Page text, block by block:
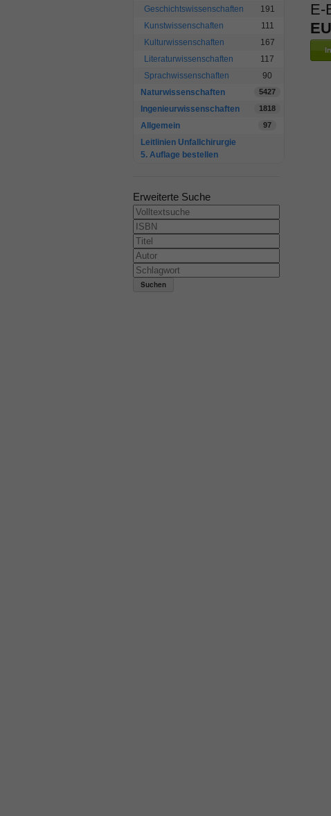
Geschichtswissenschaften
191
Kunstwissenschaften
111
Kulturwissenschaften
167
Literaturwissenschaften
117
Sprachwissenschaften
90
Naturwissenschaften
5427
Ingenieurwissenschaften 1818
Allgemein 97
Leitlinien Unfallchirurgie
5. Auflage bestellen
Erweiterte Suche
E-